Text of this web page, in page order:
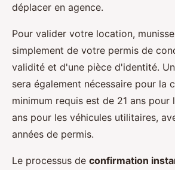
déplacer en agence.
Pour valider votre location,
simplement de votre permis de
validité et d'une pièce d'identité.
sera également nécessaire pour la
minimum requis est de 21 ans
ans pour les véhicules utilitaires,
années de permis.
Le processus de confirmation